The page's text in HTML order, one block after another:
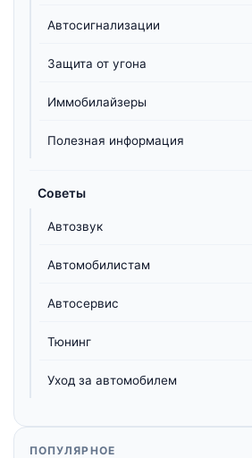
Автосигнализации
Защита от угона
Иммобилайзеры
Полезная информация
Советы
Автозвук
Автомобилистам
Автосервис
Тюнинг
Уход за автомобилем
ПОПУЛЯРНОЕ